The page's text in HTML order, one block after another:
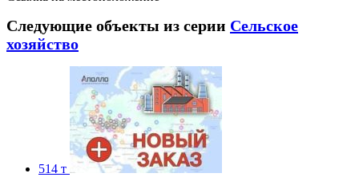
Следующие объекты из серии Сельское
хозяйство
514 т